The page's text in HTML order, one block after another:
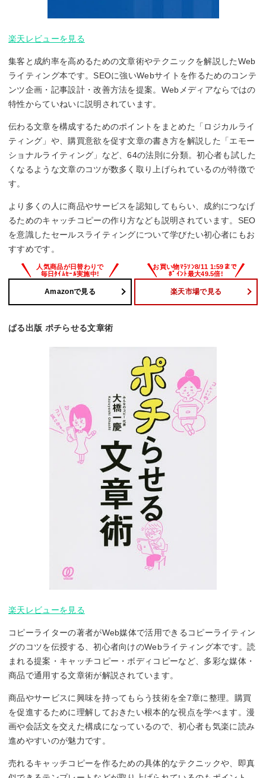
楽天レビューを見る
集客と成約率を高めるための文章術やテクニックを解説したWeb
ライティング本です。SEOに強いWebサイトを作るためのコンテ
ンツ企画・記事設計・改善方法を提案。Webメディアならではの
特性からていねいに説明されています。
伝わる文章を構成するためのポイントをまとめた「ロジカルライ
ティング」や、購買意欲を促す文章の書き方を解説した「エモー
ショナルライティング」など、64の法則に分類。初心者も試した
くなるような文章のコツが数多く取り上げられているのが特徴で
す。
より多くの人に商品やサービスを認知してもらい、成約につなげ
るためのキャッチコピーの作り方なども説明されています。SEO
を意識したセールスライティングについて学びたい初心者にもお
すすめです。
Amazonで見る 楽天市場で見る
ぱる出版 ポチらせる文章術
楽天レビューを見る
コピーライターの著者がWeb媒体で活用できるコピーライティン
グのコツを伝授する、初心者向けのWebライティング本です。読
まれる提案・キャッチコピー・ボディコピーなど、多彩な媒体・
商品で通用する文章術が解説されています。
商品やサービスに興味を持ってもらう技術を全7章に整理。購買
を促進するために理解しておきたい根本的な視点を学べます。漫
画や会話文を交えた構成になっているので、初心者も気楽に読み
進めやすいのが魅力です。
売れるキャッチコピーを作るための具体的なテクニックや、即真